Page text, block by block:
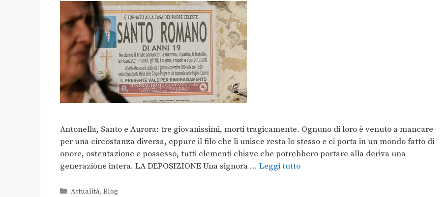
Antonella, Santo e Aurora: tre giovanissimi, morti tragicamente. Ognuno di loro è venuto a mancare
per una circostanza diversa, eppure il filo che li unisce resta lo stesso e ci porta in un mondo fatto di
onore, ostentazione e possesso, tutti elementi chiave che potrebbero portare alla deriva una
generazione intera. LA DEPOSIZIONE Una signora … Leggi tutto
Attualità, Blog